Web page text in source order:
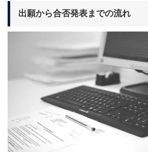
出願から合否発表までの流れ